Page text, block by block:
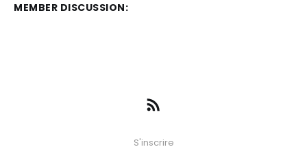
MEMBER DISCUSSION:
S'inscrire